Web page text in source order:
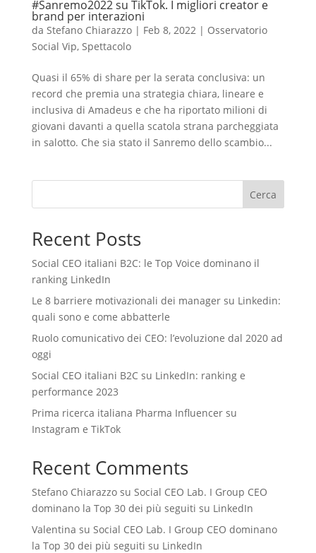
#Sanremo2022 su TikTok. I migliori creator e
brand per interazioni
da Stefano Chiarazzo| Feb 8, 2022| Osservatorio
Social Vip, Spettacolo
Quasi il 65% di share per la serata conclusiva: un
record che premia una strategia chiara, lineare e
inclusiva di Amadeus e che ha riportato milioni di
giovani davanti a quella scatola strana parcheggiata
in salotto. Che sia stato il Sanremo dello scambio...
Cerca
Recent Posts
Social CEO italiani B2C: le Top Voice dominano il
ranking LinkedIn
Le 8 barriere motivazionali dei manager su Linkedin:
quali sono e come abbatterle
Ruolo comunicativo dei CEO: l’evoluzione dal 2020 ad
oggi
Social CEO italiani B2C su LinkedIn: ranking e
performance 2023
Prima ricerca italiana Pharma Influencer su
Instagram e TikTok
Recent Comments
Stefano Chiarazzosu Social CEO Lab. I Group CEO
dominano la Top 30 dei più seguiti su LinkedIn
Valentina su Social CEO Lab. I Group CEO dominano
la Top 30 dei più seguiti su LinkedIn